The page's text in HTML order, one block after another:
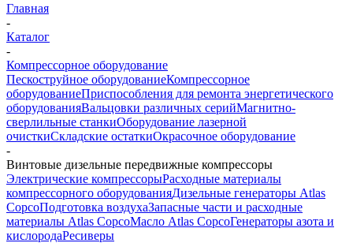
Главная
-
Каталог
-
Компрессорное оборудование
Пескоструйное оборудованиеКомпрессорное
оборудованиеПриспособления для ремонта энергетического
оборудованияВальцовки различных серийМагнитно-
сверлильные станкиОборудование лазерной
очисткиСкладские остаткиОкрасочное оборудование
-
Винтовые дизельные передвижные компрессоры
Электрические компрессорыРасходные материалы
компрессорного оборудованияДизельные генераторы Atlas
CopcoПодготовка воздухаЗапасные части и расходные
материалы Atlas CopcoМасло Atlas CopcoГенераторы азота и
кислородаРесиверы